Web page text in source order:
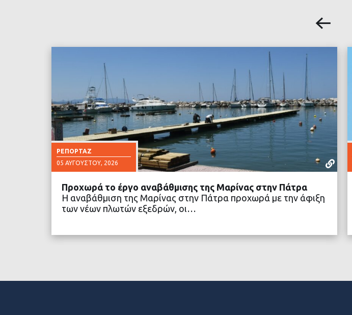
ΡΕΠΟΡΤΆΖ
05 ΑΥΓΟΎΣΤΟΥ, 2026
ΔΙΑΒΑΣΤΕ ΠΕΡΙΣΣΟΤΕΡΑ
Προχωρά το έργο αναβάθμισης της Μαρίνας στην Πάτρα
Η αναβάθμιση της Μαρίνας στην Πάτρα προχωρά με την άφιξη
των νέων πλωτών εξεδρών, οι…